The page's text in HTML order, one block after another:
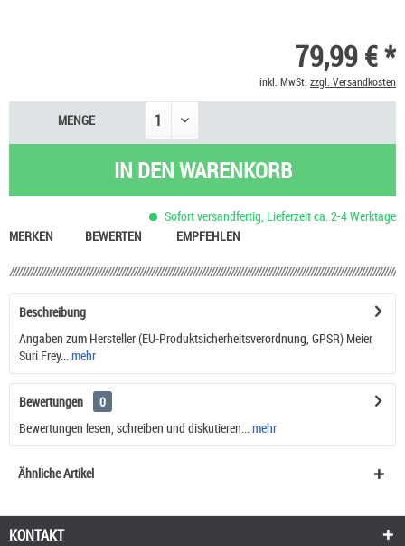
79,99 € *
inkl. MwSt. zzgl. Versandkosten
MENGE
IN DENWARENKORB
Sofort versandfertig, Lieferzeit ca. 2-4 Werktage
MERKEN
BEWERTEN EMPFEHLEN
Beschreibung
Angaben zum Hersteller (EU-Produktsicherheitsverordnung, GPSR) Meier
Suri Frey... mehr
Bewertungen
0
Bewertungen lesen, schreiben und diskutieren...
mehr
Ähnliche Artikel
KONTAKT